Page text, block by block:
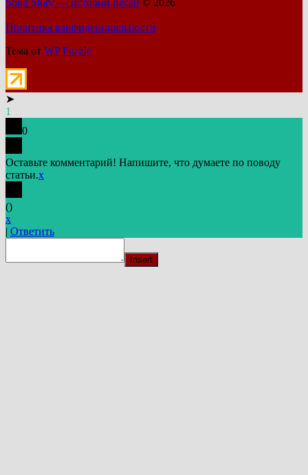
Song Story — истории песен © 2026
Политика конфиденциальности
Тема от WP Puzzle
➤
1
0
Оставьте комментарий! Напишите, что думаете по поводу
статьи.x
()
x
| Ответить
Insert